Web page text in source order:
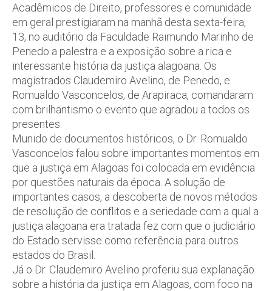
Acadêmicos de Direito, professores e comunidade
em geral prestigiaram na manhã desta sexta-feira,
13, no auditório da Faculdade Raimundo Marinho de
Penedo a palestra e a exposição sobre a rica e
interessante história da justiça alagoana. Os
magistrados Claudemiro Avelino, de Penedo, e
Romualdo Vasconcelos, de Arapiraca, comandaram
com brilhantismo o evento que agradou a todos os
presentes.
Munido de documentos históricos, o Dr. Romualdo
Vasconcelos falou sobre importantes momentos em
que a justiça em Alagoas foi colocada em evidência
por questões naturais da época. A solução de
importantes casos, a descoberta de novos métodos
de resolução de conflitos e a seriedade com a qual a
justiça alagoana era tratada fez com que o judiciário
do Estado servisse como referência para outros
estados do Brasil.
Já o Dr. Claudemiro Avelino proferiu sua explanação
sobre a história da justiça em Alagoas, com foco na